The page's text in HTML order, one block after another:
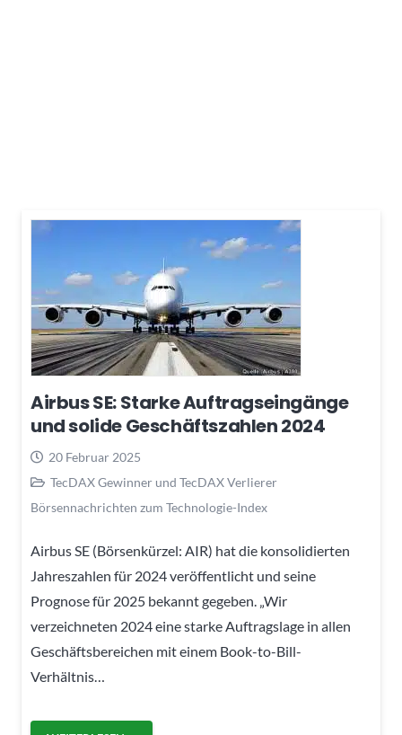
Airbus SE: Starke Auftragseingänge
und solide Geschäftszahlen 2024
20 Februar 2025
TecDAX Gewinner und TecDAX Verlierer
Börsennachrichten zum Technologie-Index
Airbus SE (Börsenkürzel: AIR) hat die konsolidierten
Jahreszahlen für 2024 veröffentlicht und seine
Prognose für 2025 bekannt gegeben. „Wir
verzeichneten 2024 eine starke Auftragslage in allen
Geschäftsbereichen mit einem Book-to-Bill-
Verhältnis…